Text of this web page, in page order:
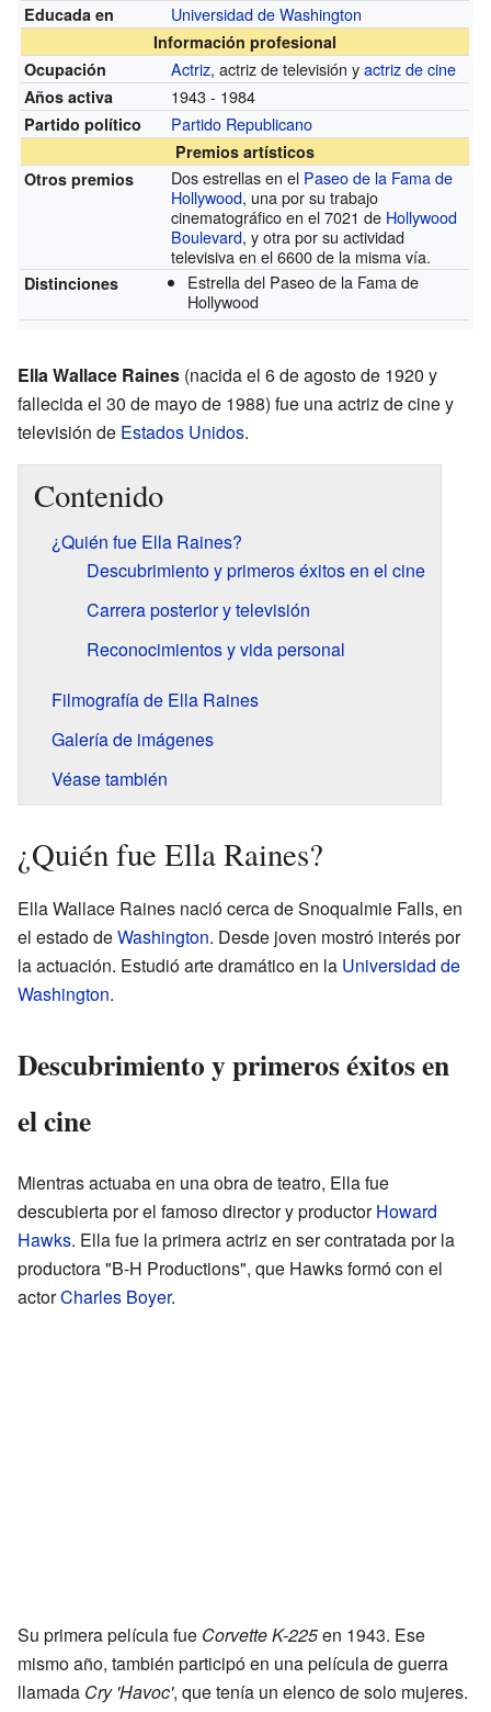
Educada en
Universidad de Washington
Información profesional
Ocupación
Actriz, actriz de televisión yactriz de cine
Años activa 1943 - 1984
Partido político Partido Republicano
Premios artísticos
Otros premios
Dos estrellas en el Paseo de la Fama de
Hollywood, una por su trabajo
cinematográfico en el 7021 de Hollywood
Boulevard, y otra por su actividad
televisiva en el 6600 de la misma vía.
Distinciones
Estrella del Paseo de la Fama de
Hollywood
Ella Wallace Raines (nacida el 6 de agosto de 1920 y
fallecida el 30 de mayo de 1988) fue una actriz de cine y
televisión de Estados Unidos.
Contenido
¿Quién fue Ella Raines?
Descubrimiento y primeros éxitos en el cine
Carrera posterior y televisión
Reconocimientos y vida personal
Filmografía de Ella Raines
Galería de imágenes
Véase también
¿Quién fue Ella Raines?
Ella Wallace Raines nació cerca de Snoqualmie Falls, en
el estado deWashington. Desde joven mostró interés por
la actuación. Estudió arte dramático en la Universidad de
Washington.
Descubrimiento y primeros éxitos en
el cine
Mientras actuaba en una obra de teatro, Ella fue
descubierta por el famoso director y productorHoward
Hawks. Ella fue la primera actriz en ser contratada por la
productora "B-H Productions", que Hawks formó con el
actorCharles Boyer.
Su primera película fue Corvette K-225en 1943. Ese
mismo año, también participó en una película de guerra
llamada Cry 'Havoc', que tenía un elenco de solo mujeres.